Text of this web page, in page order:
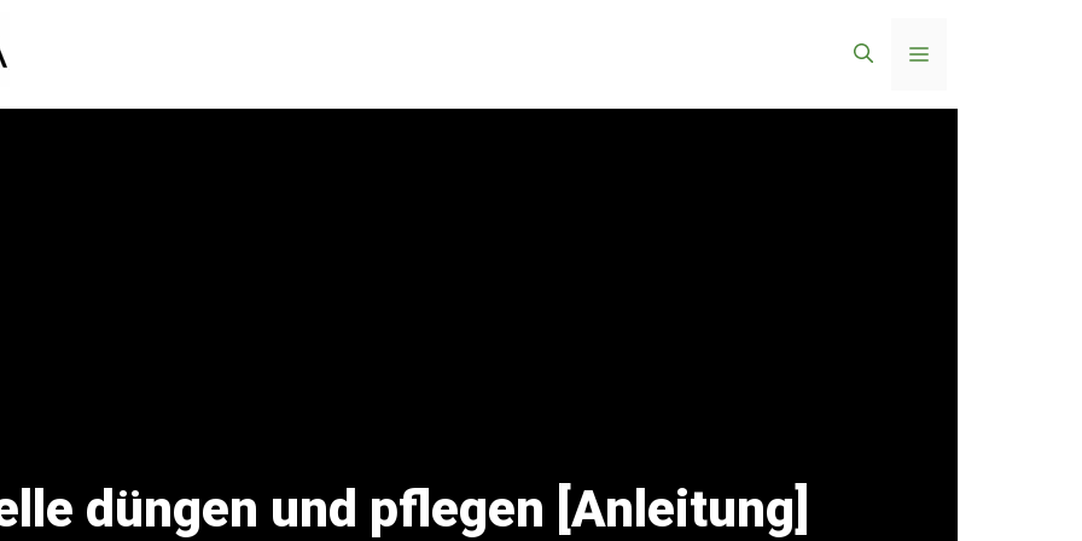
Menü
düngen und pflegen [Anleitung]